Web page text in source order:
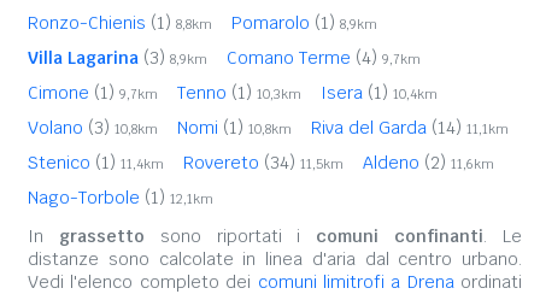
Ronzo-Chienis (1) 8,8km Pomarolo (1) 8,9km
Villa Lagarina (3) 8,9km Comano Terme (4) 9,7km
Cimone (1) 9,7km Tenno (1) 10,3km Isera (1) 10,4km
Volano (3) 10,8km Nomi (1) 10,8km Riva del Garda (14) 11,1km
Stenico (1) 11,4km Rovereto (34) 11,5km Aldeno (2) 11,6km
Nago-Torbole (1) 12,1km
In grassetto sono riportati i comuni confinanti. Le
distanze sono calcolate in linea d'aria dal centro urbano.
Vedi l'elenco completo dei comuni limitrofi a Drenaordinati